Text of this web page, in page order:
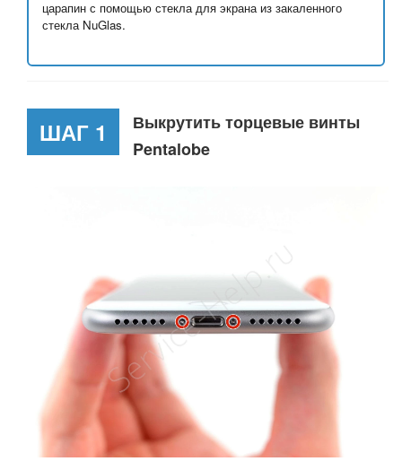
царапин с помощью стекла для экрана из закаленного
стекла NuGlas.
ШАГ 1
Выкрутить торцевые винты
Pentalobe